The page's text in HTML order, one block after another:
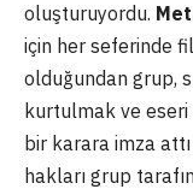
oluşturuyordu.
için her seferinde
olduğundan grup,
kurtulmak ve
bir karara imza
hakları grup